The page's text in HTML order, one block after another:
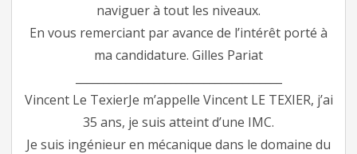
naviguer à tout les niveaux.
En vous remerciant par avance de l’intérêt porté à
ma candidature. Gilles Pariat
Vincent Le TexierJe m’appelle Vincent LE TEXIER, j’ai
35 ans, je suis atteint d’une IMC.
Je suis ingénieur en mécanique dans le domaine du